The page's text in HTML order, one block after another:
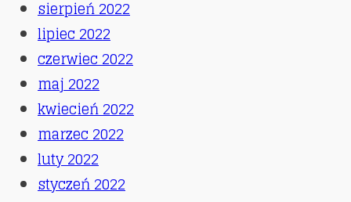
sierpień 2022
lipiec 2022
czerwiec 2022
maj 2022
kwiecień 2022
marzec 2022
luty 2022
styczeń 2022